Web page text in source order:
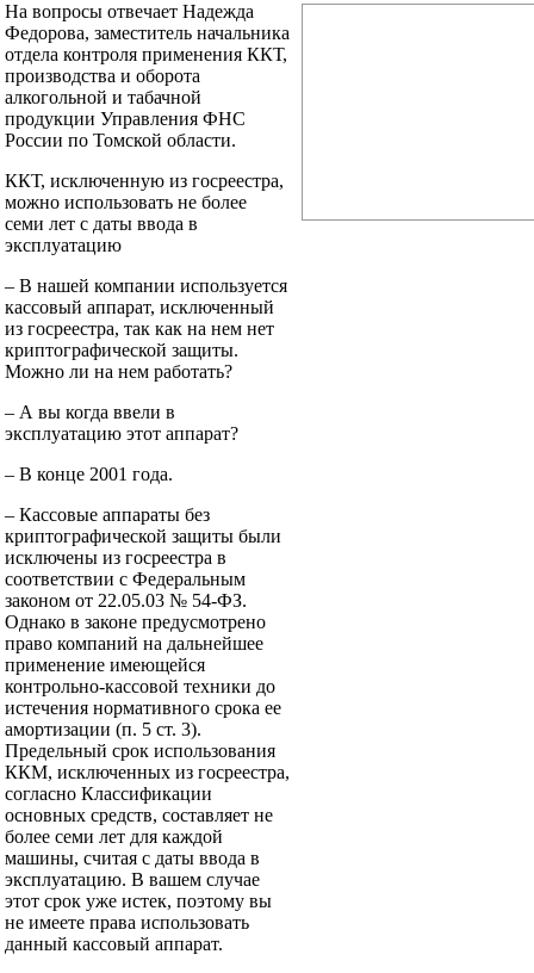
На вопросы отвечает Надежда
Федорова, заместитель начальника
отдела контроля применения ККТ,
производства и оборота
алкогольной и табачной
продукции Управления ФНС
России по Томской области.
ККТ, исключенную из госреестра,
можно использовать не более
семи лет с даты ввода в
эксплуатацию
– В нашей компании используется
кассовый аппарат, исключенный
из госреестра, так как на нем нет
криптографической защиты.
Можно ли на нем работать?
– А вы когда ввели в
эксплуатацию этот аппарат?
– В конце 2001 года.
– Кассовые аппараты без
криптографической защиты были
исключены из госреестра в
соответствии с Федеральным
законом от 22.05.03 № 54-ФЗ.
Однако в законе предусмотрено
право компаний на дальнейшее
применение имеющейся
контрольно-кассовой техники до
истечения нормативного срока ее
амортизации (п. 5 ст. 3).
Предельный срок использования
ККМ, исключенных из госреестра,
согласно Классификации
основных средств, составляет не
более семи лет для каждой
машины, считая с даты ввода в
эксплуатацию. В вашем случае
этот срок уже истек, поэтому вы
не име­ете права использовать
данный кассовый аппарат.